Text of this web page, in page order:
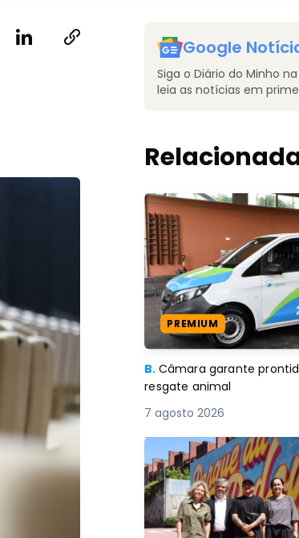
Google
Siga o Diário do Minho
leia as notícias em
PREMIUM
B. Câmara garante
resgate animal
7 agosto 2026